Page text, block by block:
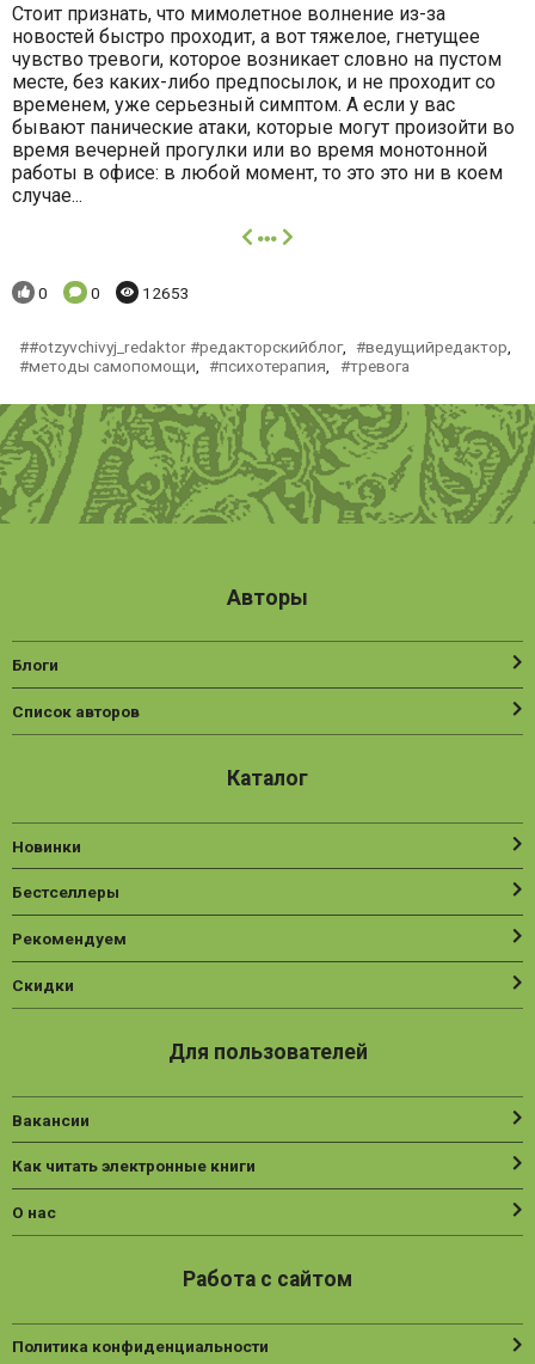
Стоит признать, что мимолетное волнение из-за
новостей быстро проходит, а вот тяжелое, гнетущее
чувство тревоги, которое возникает словно на пустом
месте, без каких-либо предпосылок, и не проходит со
временем, уже серьезный симптом. А если у вас
бывают панические атаки, которые могут произойти во
время вечерней прогулки или во время монотонной
работы в офисе: в любой момент, то это это ни в коем
случае...
далее
Понравилось:
0 Комментариев:
0 Просмотров:
12653
#otzyvchivyj_redaktor #редакторскийблог, ведущийредактор
методы самопомощи
психотерапия тревога
Авторы
Блоги
Список авторов
Каталог
Новинки
Бестселлеры
Рекомендуем
Скидки
Для пользователей
Вакансии
Как читать электронные книги
О нас
Работа с сайтом
Политика конфиденциальности